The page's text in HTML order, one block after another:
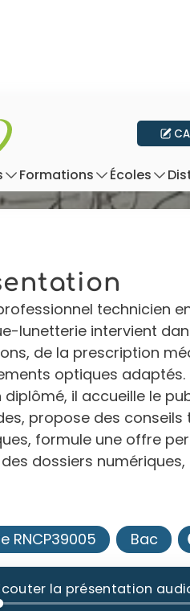
Formations Écoles
technicien
lunetterie intervient
de la prescription
optiques adaptés.
il accueille le
propose des conseils
formule une offre
dossiers
RNCP39005 Bac
la présentation